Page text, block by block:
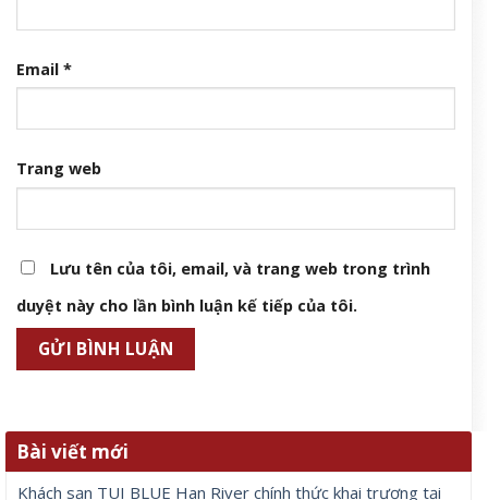
Email *
Trang web
Lưu tên của tôi, email, và trang web trong trình
duyệt này cho lần bình luận kế tiếp của tôi.
Bài viết mới
Khách sạn TUI BLUE Han River chính thức khai trương tại